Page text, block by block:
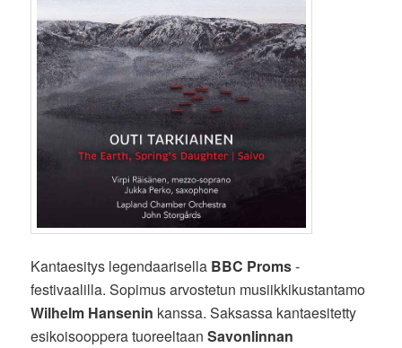
Kantaesitys legendaarisella BBC Proms-
festivaalilla. Sopimus arvostetun musiikkikustantamo
Wilhelm Hansenin kanssa. Saksassa kantaesitetty
esikoisooppera tuoreeltaanSavonlinnan